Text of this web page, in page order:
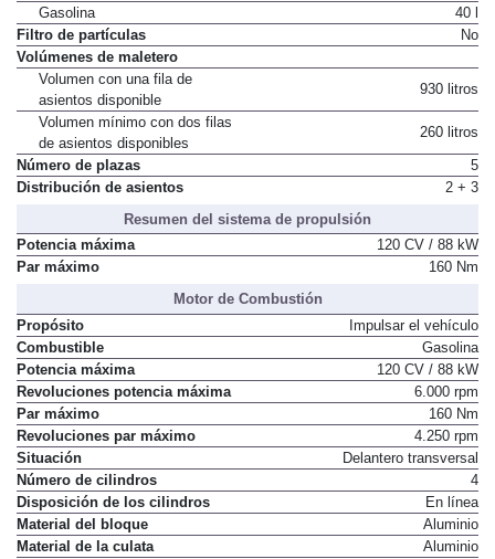
Gasolina
40 l
Filtro de partículas
No
Volúmenes de maletero
Volumen con una fila de
asientos disponible
930 litros
Volumen mínimo con dos filas
de asientos disponibles
260 litros
Número de plazas
5
Distribución de asientos
2 + 3
Resumen del sistema de propulsión
Potencia máxima
120 CV / 88 kW
Par máximo
160 Nm
Motor de Combustión
Propósito
Impulsar el vehículo
Combustible
Gasolina
Potencia máxima
120 CV / 88 kW
Revoluciones potencia máxima
6.000 rpm
Par máximo
160 Nm
Revoluciones par máximo
4.250 rpm
Situación
Delantero transversal
Número de cilindros
4
Disposición de los cilindros
En línea
Material del bloque
Aluminio
Material de la culata
Aluminio